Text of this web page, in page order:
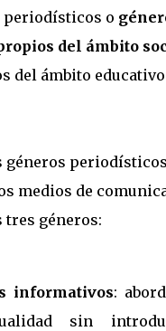
periodísticos o
del ámbito
del ámbito
géneros
medios de
tres géneros:
informativos:
sin